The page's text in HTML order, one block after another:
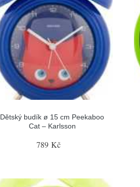
Dětský budík ø 15 cm Peekaboo
Cat – Karlsson
789 Kč